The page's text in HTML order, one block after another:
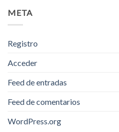
META
Registro
Acceder
Feed de entradas
Feed de comentarios
WordPress.org